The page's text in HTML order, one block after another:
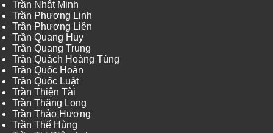
Trần Nhật Minh
Trần Phương Linh
Trần Phương Liên
Trần Quang Huy
Trần Quang Trung
Trần Quách Hoàng Tùng
Trần Quốc Hoàn
Trần Quốc Luật
Trần Thiện Tài
Trần Thăng Long
Trần Thảo Hương
Trần Thế Hùng